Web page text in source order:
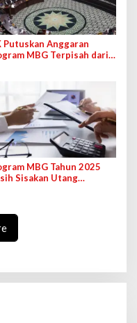
Putuskan Anggaran
MBG Terpisah dari
MBG Tahun 2025
Sisakan Utang